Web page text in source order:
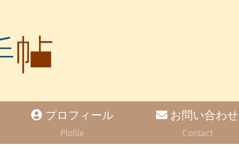
プロフィール
Plofile
お問い合わせ
Contact